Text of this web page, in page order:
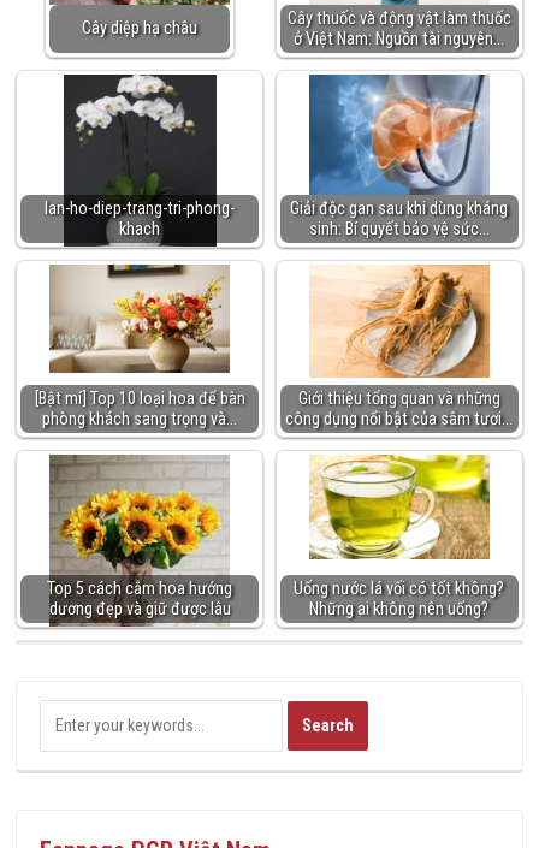
Cây diệp hạ châu
Cây thuốc và động vật làm thuốc
ở Việt Nam: Nguồn tài nguyên…
lan-ho-diep-trang-tri-phong-
khach
Giải độc gan sau khi dùng kháng
sinh: Bí quyết bảo vệ sức…
[Bật mí] Top 10 loại hoa để bàn
phòng khách sang trọng và…
Giới thiệu tổng quan và những
công dụng nổi bật của sâm tươi…
Top 5 cách cắm hoa hướng
dương đẹp và giữ được lâu
Uống nước lá vối có tốt không?
Những ai không nên uống?